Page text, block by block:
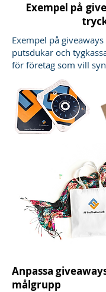
Exempel på
Exempel på
putsdukar och
för företag som vill
Anpassa
målgrupp